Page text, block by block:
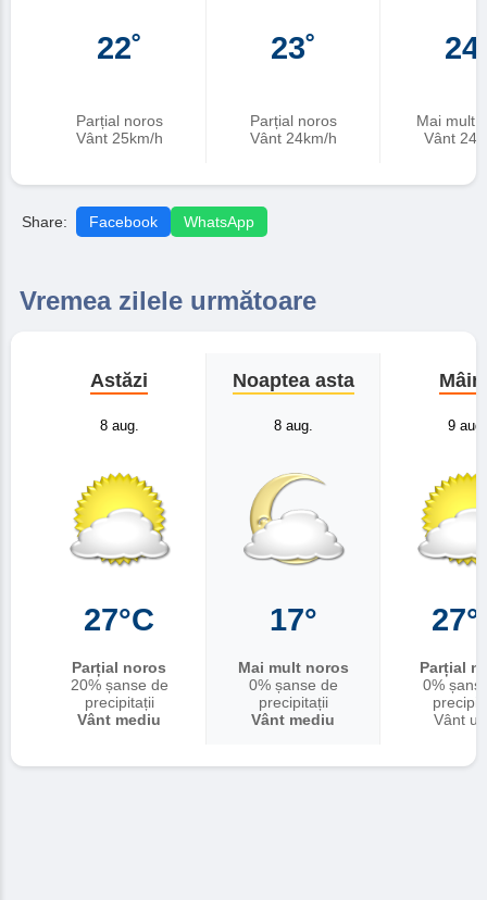
22˚
Parțial noros
Vânt 25km/h
23˚
Parțial noros
Vânt 24km/h
Mai mult
Vânt
Share: Facebook WhatsApp
Vremea zilele următoare
Astăzi
8 aug.
27°C
Parțial noros
20% șanse de
precipitații
Vânt mediu
Noaptea asta
8 aug.
17°
Mai mult noros
0% șanse de
precipitații
Vânt mediu
9 aug.
Parțial
0%
Vânt